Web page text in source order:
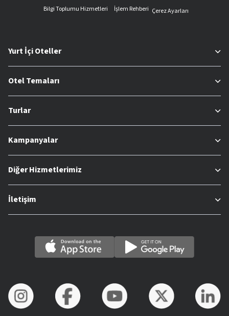
Bilgi Toplumu Hizmetleri
İşlem Rehberi Çerez Ayarları
Yurt İçi Oteller
Otel Temaları
Turlar
Kampanyalar
Diğer Hizmetlerimiz
İletişim